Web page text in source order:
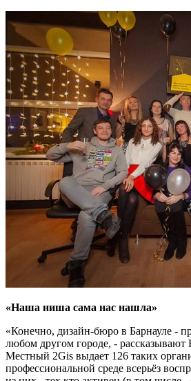
«Наша ниша сама нас нашла»
«Конечно, дизайн-бюро в Барнауле -
любом другом городе, - рассказывают
Местный 2Gis выдает 126 таких
профессиональной среде всерьёз